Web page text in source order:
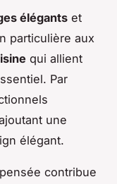
élégants et
particulière aux
qui allient
Par
une
élégant.
contribue